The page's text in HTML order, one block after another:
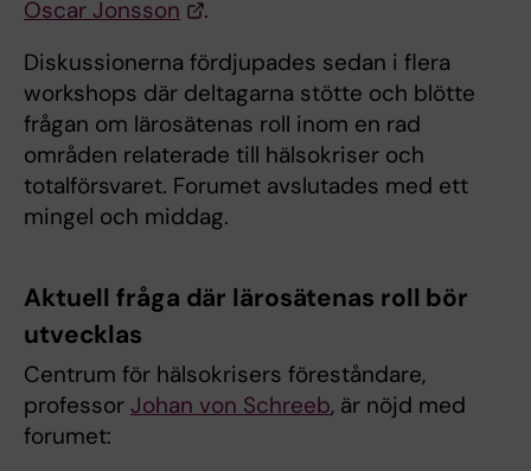
Oscar Jonsson
.
Diskussionerna fördjupades sedan i flera
workshops där deltagarna stötte och blötte
frågan om lärosätenas roll inom en rad
områden relaterade till hälsokriser och
totalförsvaret. Forumet avslutades med ett
mingel och middag.
Aktuell fråga där lärosätenas roll bör
utvecklas
Centrum för hälsokrisers föreståndare,
professor Johan von Schreeb, är nöjd med
forumet: